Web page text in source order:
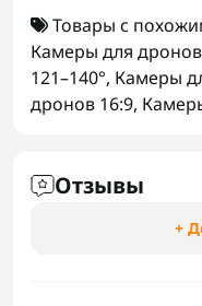
Товары с
Камеры для дронов
121–140°, Камеры
дронов 16:9,
Отзывы
+